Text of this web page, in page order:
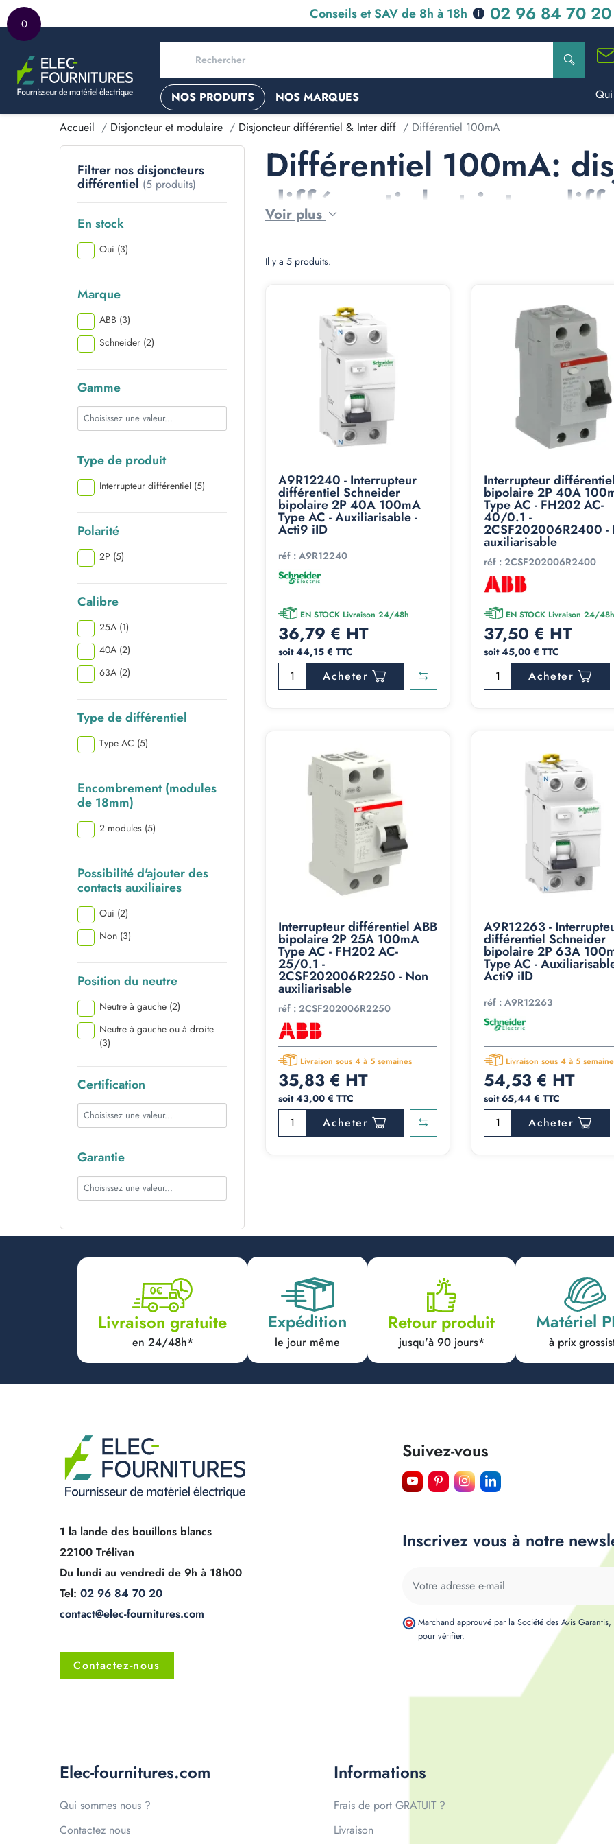
0
Conseils et SAV de 8h à 18h 02 96 84 70 20
NOS PRODUITS NOS MARQUES Qui
Accueil Disjoncteur et modulaire Disjoncteur différentiel & Inter diff Différentiel 100mA
Filtrer nos disjoncteurs
différentiel (5 produits)
En stock
Oui (3)
Marque
ABB (3)
Schneider (2)
Gamme
Type de produit
Interrupteur différentiel (5)
Polarité
2P (5)
Calibre
25A (1)
40A (2)
63A (2)
Type de différentiel
Type AC (5)
Encombrement (modules
de 18mm)
2 modules (5)
Possibilité d'ajouter des
contacts auxiliaires
Oui (2)
Non (3)
Position du neutre
Neutre à gauche (2)
Neutre à gauche ou à droite
(3)
Certification
Garantie
Différentiel 100mA:
différentiel et inter diff
Voir plus
Il y a 5 produits.
A9R12240 - Interrupteur
différentiel Schneider
bipolaire 2P 40A 100mA
Type AC - Auxiliarisable -
Acti9 iID
réf : A9R12240
EN STOCK Livraison 24/48h
36,79 € HT
soit 44,15 € TTC
Acheter
Interrupteur
bipolaire 2P 40A
Type AC - FH202 AC-
40/0.1 -
2CSF202006R2400 -
auxiliarisable
réf : 2CSF202006R2400
EN STOCK Livraison 24/48h
37,50 € HT
soit 45,00 € TTC
Acheter
Interrupteur différentiel ABB
bipolaire 2P 25A 100mA
Type AC - FH202 AC-
25/0.1 -
2CSF202006R2250 - Non
auxiliarisable
réf : 2CSF202006R2250
Livraison sous 4 à 5 semaines
35,83 € HT
soit 43,00 € TTC
Acheter
A9R12263 -
différentiel Schneider
bipolaire 2P 63A
Type AC -
Acti9 iID
réf : A9R12263
Livraison sous 4 à 5
54,53 € HT
soit 65,44 € TTC
Acheter
Livraison gratuite
en 24/48h*
Expédition
le jour même
Retour produit
jusqu'à 90 jours*
Matériel
à prix
1 la lande des bouillons blancs
22100 Trélivan
Du lundi au vendredi de 9h à 18h00
Tel: 02 96 84 70 20
contact@elec-fournitures.com
Contactez-nous
Elec-fournitures.com
Qui sommes nous ?
Contactez nous
Informations
Frais de port GRATUIT ?
Livraison
Suivez-vous
Inscrivez vous à notre
Marchand approuvé par la Société des Avis Garantis,
pour vérifier.